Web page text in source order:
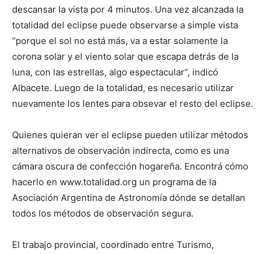
descansar la vista por 4 minutos. Una vez alcanzada la
totalidad del eclipse puede observarse a simple vista
“porque el sol no está más, va a estar solamente la
corona solar y el viento solar que escapa detrás de la
luna, con las estrellas, algo espectacular”, indicó
Albacete. Luego de la totalidad, es necesario utilizar
nuevamente los lentes para obsevar el resto del eclipse.
Quienes quieran ver el eclipse pueden utilizar métodos
alternativos de observación indirecta, como es una
cámara oscura de confección hogareña. Encontrá cómo
hacerlo en www.totalidad.org un programa de la
Asociación Argentina de Astronomía dónde se detallan
todos los métodos de observación segura.
El trabajo provincial, coordinado entre Turismo,